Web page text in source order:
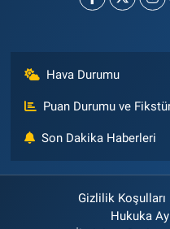
Hava Durumu
Puan Durumu ve
Son Dakika Haberleri
Gizlilik Koşulları
Hukuka